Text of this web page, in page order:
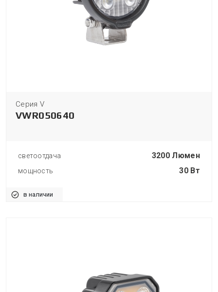
Серия V
VWR050640
светоотдача 3200 Люмен
мощность 30 Вт
в наличии